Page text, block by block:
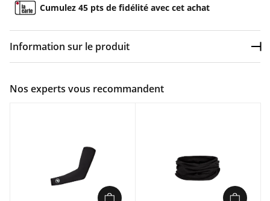
Cumulez 45 pts de fidélité avec cet achat
Information sur le produit
Plissages positionnés pour plus de confort
Traitement antibactérien évacuant rapidement l'humidité
Peau de chamois série 300 moulée bénéficiant d'un
traitement antibactérien
Nos experts vous recommandent